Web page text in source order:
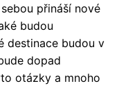
přináší nové
budou
destinace budou v
dopad
otázky a mnoho